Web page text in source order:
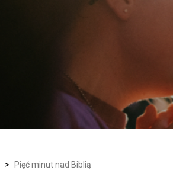
> Pięć minut nad Biblią